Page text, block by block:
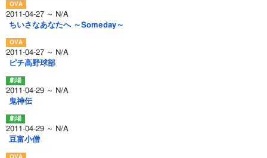
2011-04-27 ～ N/A
ちいさなあなたへ ～Someday～
2011-04-27 ～ N/A
ピチ高野球部
2011-04-29 ～ N/A
鬼神伝
2011-04-29 ～ N/A
豆富小僧